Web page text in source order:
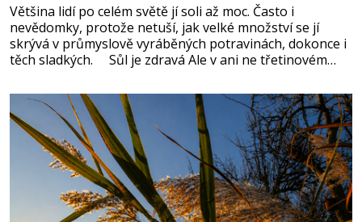
Většina lidí po celém světě jí soli až moc. Často i
nevědomky, protože netuší, jak velké množství se jí
skrývá v průmyslově vyráběných potravinách, dokonce i
těch sladkých. Sůl je zdravá Ale v ani ne třetinovém
základní složky– sodík a chlór – jsou zásadní pro
správné hospodaření